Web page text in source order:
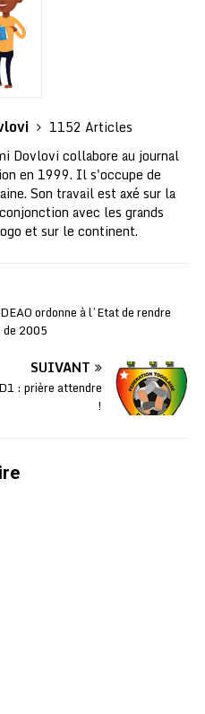
1152 Articles
Dovlovi collabore au journal
en 1999. Il s'occupe de
Son travail est axé sur la
avec les grands
et sur le continent.
ordonne à l’Etat de rendre
2005
SUIVANT
: prière attendre
!